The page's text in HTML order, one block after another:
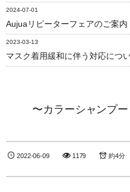
2024-07-01
Aujuaリピーターフェアのご案内
2023-03-13
マスク着用緩和に伴う対応につ
〜カラーシャンプ
2022-06-09 1179 約4分